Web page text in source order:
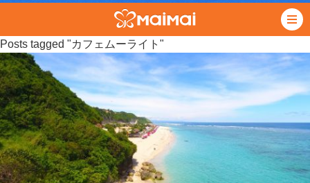
Posts tagged "カフェムーライト"